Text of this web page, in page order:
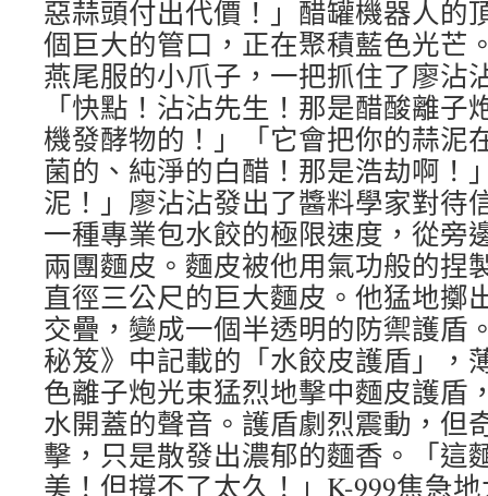
惡蒜頭付出代價！」醋罐機器人的
個巨大的管口，正在聚積藍色光芒
燕尾服的小爪子，一把抓住了廖沾
「快點！沾沾先生！那是醋酸離子
機發酵物的！」「它會把你的蒜泥
菌的、純淨的白醋！那是浩劫啊！
泥！」廖沾沾發出了醬料學家對待
一種專業包水餃的極限速度，從旁
兩團麵皮。麵皮被他用氣功般的捏
直徑三公尺的巨大麵皮。他猛地擲
交疊，變成一個半透明的防禦護盾
秘笈》中記載的「水餃皮護盾」，
色離子炮光束猛烈地擊中麵皮護盾
水開蓋的聲音。護盾劇烈震動，但
擊，只是散發出濃郁的麵香。「這
美！但撐不了太久！」K-999焦急